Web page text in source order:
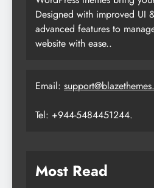
Designed with improved UI
advanced features to
website with ease..
Email:
Tel: +944-5484451244.
Most Read